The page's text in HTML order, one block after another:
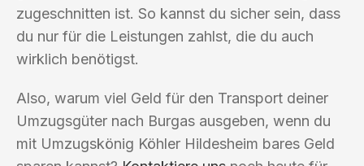
zugeschnitten ist. So kannst du sicher sein, dass
du nur für die Leistungen zahlst, die du auch
wirklich benötigst.
Also, warum viel Geld für den Transport deiner
Umzugsgüter nach Burgas ausgeben, wenn du
mit Umzugskönig Köhler Hildesheim bares Geld